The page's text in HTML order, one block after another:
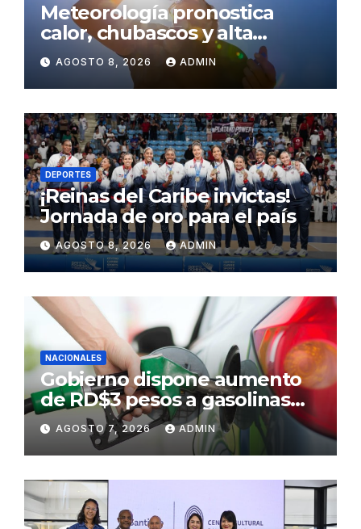
Meteorología pronostica
calor, chubascos y alta
concentración de polvo del
Sahara para este sábado
AGOSTO 8, 2026 ADMIN
DEPORTES
¡Reinas del Caribe invictas!
Jornada de oro para el país
AGOSTO 8, 2026 ADMIN
NACIONALES
Gobierno dispone aumento
de RD$3 pesos a gasolinas
premium y regular
AGOSTO 7, 2026 ADMIN